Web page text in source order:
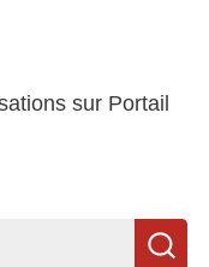
sur Portail